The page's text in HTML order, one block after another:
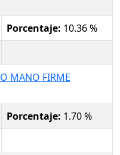
Porcentaje: 10.36 %
MANO FIRME
Porcentaje: 1.70 %